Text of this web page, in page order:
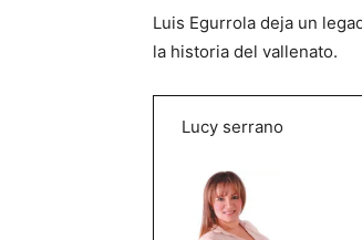
Luis Egurrola deja un
la historia del vallenato.
Lucy serrano